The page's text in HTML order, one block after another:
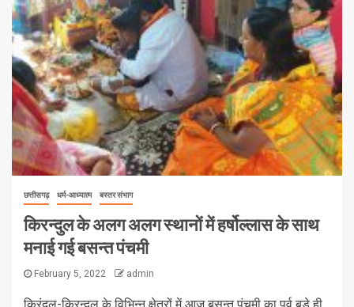
छत्तीसगढ़ धर्म-आध्यात्म बस्तर संभाग
किरन्दुल के अलग अलग स्थानों में हर्षोल्लास के साथ
मनाई गई बसन्त पंचमी
February 5, 2022 admin